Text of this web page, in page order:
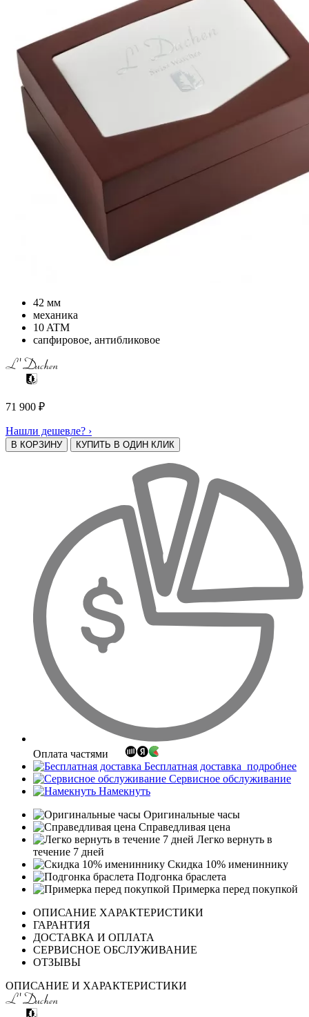
42 мм
механика
10 ATM
сапфировое, антибликовое
71 900 ₽
Нашли дешевле? ›
В КОРЗИНУ КУПИТЬ В ОДИН КЛИК
Оплата частями
Бесплатная доставка подробнее
Сервисное обслуживание
Намекнуть
Оригинальные часы
Справедливая цена
Легко вернуть в
течение 7 дней
Скидка 10% имениннику
Подгонка браслета
Примерка перед покупкой
ОПИСАНИЕ ХАРАКТЕРИСТИКИ
ГАРАНТИЯ
ДОСТАВКА И ОПЛАТА
СЕРВИСНОЕ ОБСЛУЖИВАНИЕ
ОТЗЫВЫ
ОПИСАНИЕ И ХАРАКТЕРИСТИКИ